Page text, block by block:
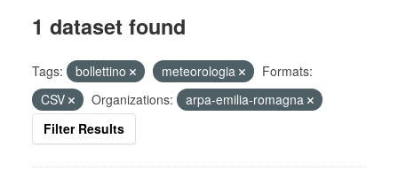
1 dataset found
Tags: bollettino meteorologia
Formats:
CSV
Organizations:
arpa-emilia-romagna
Filter Results